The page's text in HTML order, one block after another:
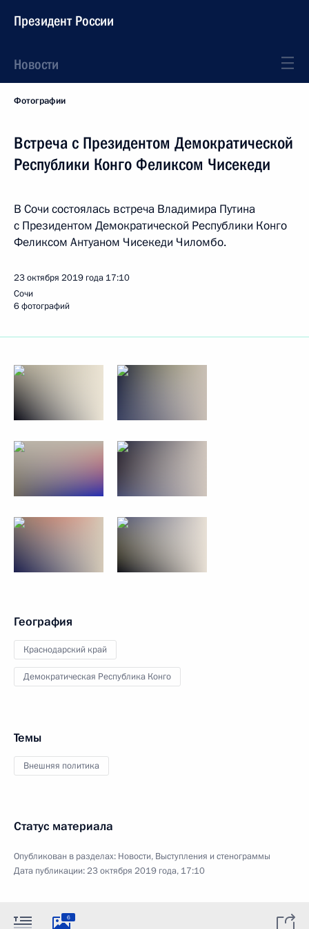
Президент России
Новости
Фотографии
Встреча с Президентом Демократической
Республики Конго Феликсом Чисекеди
В Сочи состоялась встреча Владимира Путина
с Президентом Демократической Республики Конго
Феликсом Антуаном Чисекеди Чиломбо.
23 октября 2019 года 17:10
Сочи
6 фотографий
География
Краснодарский край
Демократическая Республика Конго
Темы
Внешняя политика
Статус материала
Опубликован в разделах: Новости, Выступления и стенограммы
Дата публикации:23 октября 2019 года, 17:10
6